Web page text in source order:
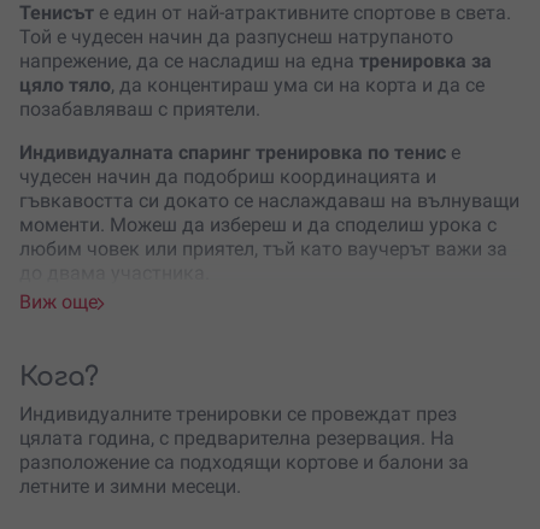
Тенисът е един от най-атрактивните спортове в света.
Той е чудесен начин да разпуснеш натрупаното
напрежение, да се насладиш на една тренировка за
цяло тяло, да концентираш ума си на корта и да се
позабавляваш с приятели.
Индивидуалната спаринг тренировка по тенис е
чудесен начин да подобриш координацията и
гъвкавостта си докато се наслаждаваш на вълнуващи
моменти. Можеш да избереш и да споделиш урока с
любим човек или приятел, тъй като ваучерът важи за
Чудесна локация в
тренировката ще бъдеш под зоркото око на
квалифициран инструктор
това да усвоиш основните техники в играта. Уроците
се провеждатцелогодишно– в открит клей или
червен корт през топлите месеци, а през зимата – в
балон.
Виж още
Кога?
Индивидуалните тренировки се провеждат през
цялата година, с предварителна резервация. На
разположение са подходящи кортове и балони за
летните и зимни месеци.